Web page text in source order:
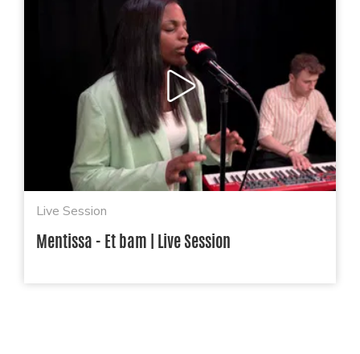
Live Session
Mentissa - Et bam | Live Session